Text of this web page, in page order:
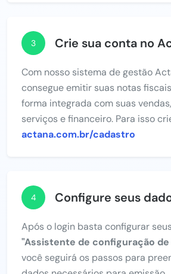
3 Crie sua conta no
Com nosso sistema de gestão
consegue emitir suas notas
forma integrada com suas
serviços e financeiro. Para isso
actana.com.br/cadastro
4 Configure seus
Após o login basta configurar
"Assistente de configuração de
você seguirá os passos para